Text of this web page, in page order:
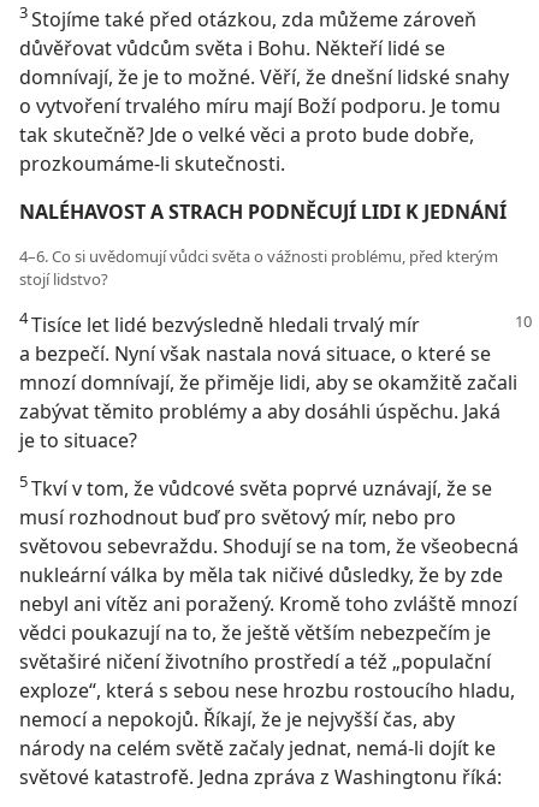
3Stojíme také před otázkou, zda můžeme zároveň
důvěřovat vůdcům světa i Bohu. Někteří lidé se
domnívají, že je to možné. Věří, že dnešní lidské snahy
o vytvoření trvalého míru mají Boží podporu. Je tomu
tak skutečně? Jde o velké věci a proto bude dobře,
prozkoumáme-li skutečnosti.
NALÉHAVOST A STRACH PODNĚCUJÍ LIDI K JEDNÁNÍ
4–6. Co si uvědomují vůdci světa o vážnosti problému, před kterým
stojí lidstvo?
4Tisíce let lidé bezvýsledně hledali trvalý mír
a bezpečí. Nyní však nastala nová situace, o které se
mnozí domnívají, že přiměje lidi, aby se okamžitě začali
zabývat těmito problémy a aby dosáhli úspěchu. Jaká
je to situace?
5Tkví v tom, že vůdcové světa poprvé uznávají, že se
musí rozhodnout buď pro světový mír, nebo pro
světovou sebevraždu. Shodují se na tom, že všeobecná
nukleární válka by měla tak ničivé důsledky, že by zde
nebyl ani vítěz ani poražený. Kromě toho zvláště mnozí
vědci poukazují na to, že ještě větším nebezpečím je
světaširé ničení životního prostředí a též „populační
exploze“, která s sebou nese hrozbu rostoucího hladu,
nemocí a nepokojů. Říkají, že je nejvyšší čas, aby
národy na celém světě začaly jednat, nemá-li dojít ke
světové katastrofě. Jedna zpráva z Washingtonu říká: